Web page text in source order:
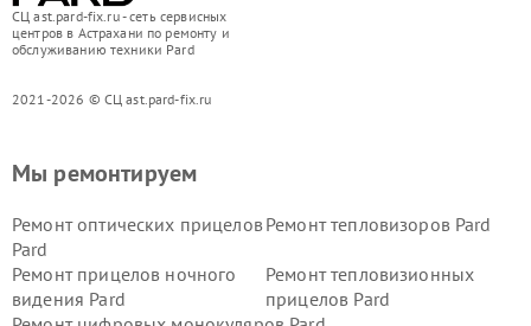
СЦ ast.pard-fix.ru - сеть сервисных
центров в Астрахани по ремонту и
обслуживанию техники Pard
2021-2026 © СЦ ast.pard-fix.ru
Мы ремонтируем
Ремонт оптических прицелов
Pard
Ремонт тепловизоров Pard
Ремонт прицелов ночного
видения Pard
Ремонт тепловизионных
прицелов Pard